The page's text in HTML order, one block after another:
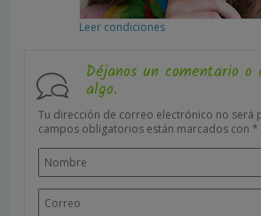
Leer condiciones
Déjanos un comentario o
algo.
Tu dirección de correo electrónico no será
campos obligatorios están marcados con *